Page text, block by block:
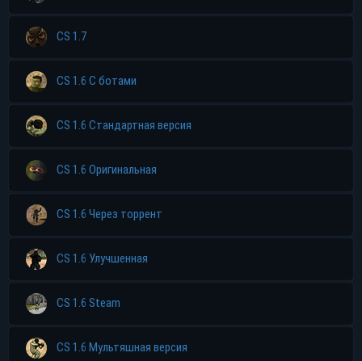
CS 1.7
CS 1.6 С ботами
CS 1.6 Стандартная версия
CS 1.6 Оригинальная
CS 1.6 Через торрент
CS 1.6 Улучшенная
CS 1.6 Steam
CS 1.6 Мультяшная версия